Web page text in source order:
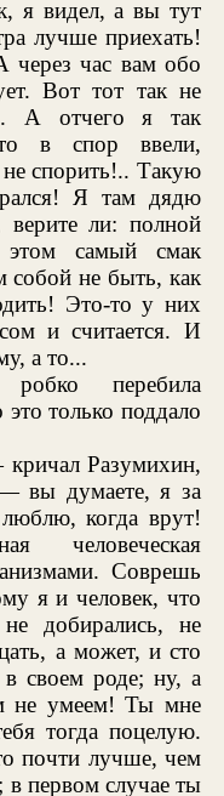
я видел, а вы тут
лучше приехать!
час вам обо
Вот тот так не
А отчего я так
в спор ввели,
не спорить!.. Такую
Я там дядю
верите ли: полной
самый смак
собой не быть, как
Это-то у них
и считается. И
а то...
перебила
только поддало
Разумихин,
вы думаете, я за
когда врут!
человеческая
Соврешь
я и человек, что
добирались, не
а может, и сто
в своем роде; ну, а
не умеем! Ты мне
тогда поцелую.
почти лучше, чем
первом случае ты